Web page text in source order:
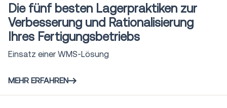
Die fünf besten Lagerpraktiken zur
Verbesserung und Rationalisierung
Ihres Fertigungsbetriebs
Einsatz einer WMS-Lösung
MEHR ERFAHREN